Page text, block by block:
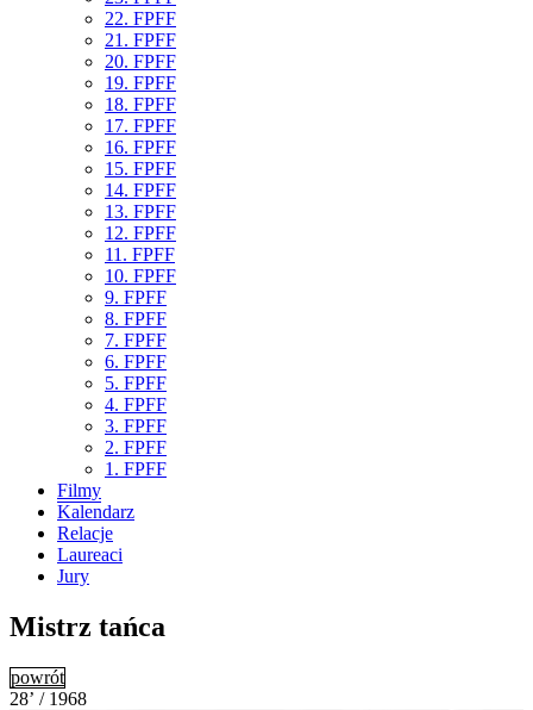
22. FPFF
21. FPFF
20. FPFF
19. FPFF
18. FPFF
17. FPFF
16. FPFF
15. FPFF
14. FPFF
13. FPFF
12. FPFF
11. FPFF
10. FPFF
9. FPFF
8. FPFF
7. FPFF
6. FPFF
5. FPFF
4. FPFF
3. FPFF
2. FPFF
1. FPFF
Filmy
Kalendarz
Relacje
Laureaci
Jury
Mistrz tańca
powrót
28’ / 1968